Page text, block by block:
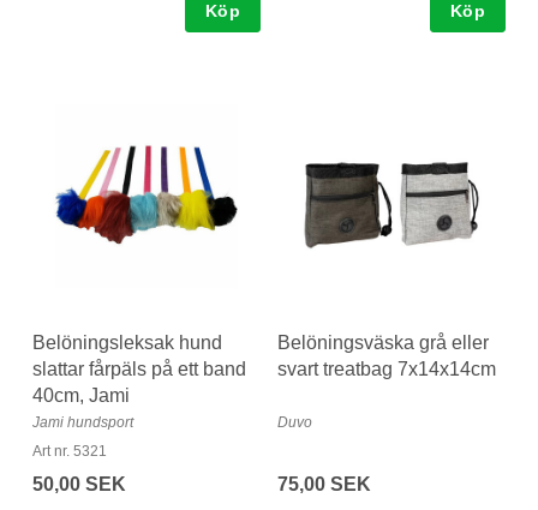
Köp Köp
Belöningsleksak hund
slattar fårpäls på ett band
40cm, Jami
Jami hundsport
Art nr. 5321
50,00 SEK
Belöningsväska grå eller
svart treatbag 7x14x14cm
Duvo
75,00 SEK